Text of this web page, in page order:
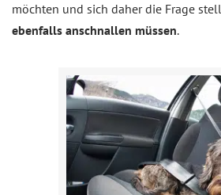
möchten und sich daher die Frage
ebenfalls anschnallen müssen.